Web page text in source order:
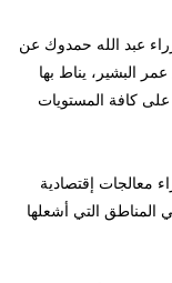
رئيس الوزراء عبد الله حمدوك عن
البشير، يناط بها
على كافة المستويات
معالجات إقتصادية
المناطق التي أشعلها